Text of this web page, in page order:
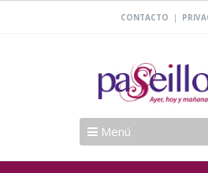
CONTACTO |
Menú